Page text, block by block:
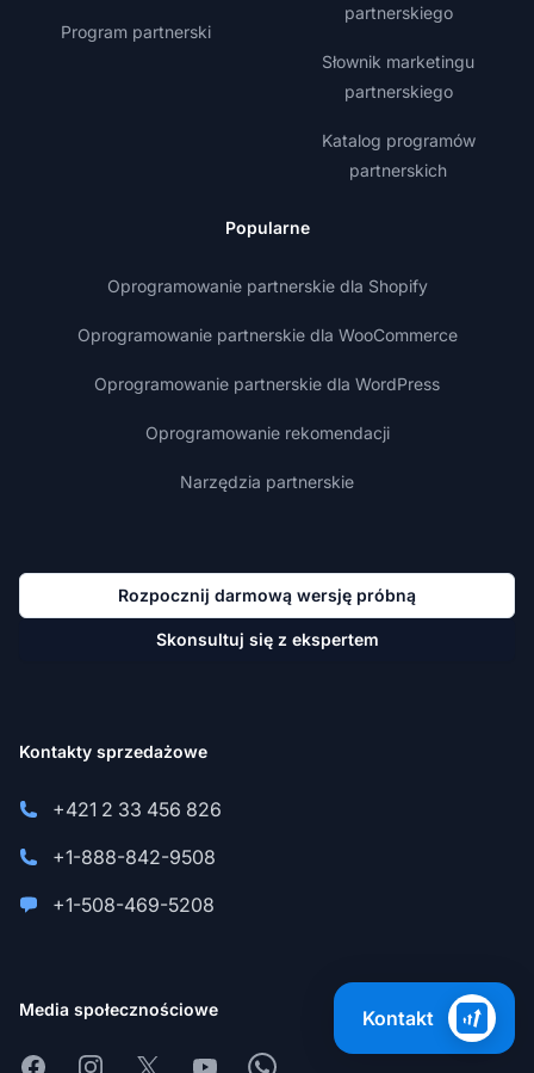
Program partnerski
partnerskiego
Słownik marketingu
partnerskiego
Katalog programów
partnerskich
Popularne
Oprogramowanie partnerskie dla Shopify
Oprogramowanie partnerskie dla WooCommerce
Oprogramowanie partnerskie dla WordPress
Oprogramowanie rekomendacji
Narzędzia partnerskie
Rozpocznij darmową wersję próbną
Skonsultuj się z ekspertem
Kontakty sprzedażowe
+421 2 33 456 826
+1-888-842-9508
+1-508-469-5208
Media społecznościowe
FacebookInstagram
X YoutubeWhatsapp
Kontakt